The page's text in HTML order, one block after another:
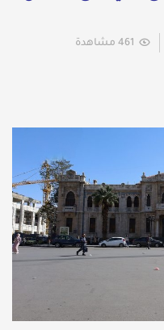
السورية ويتهم